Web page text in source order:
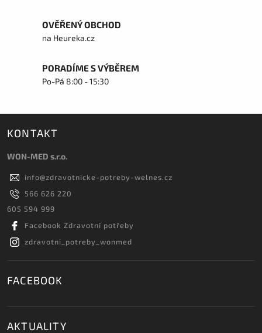
OVĚŘENÝ OBCHOD
na Heureka.cz
PORADÍME S VÝBĚREM
Po-Pá 8:00 - 15:30
KONTAKT
WON-MED s.r.o.
info@zdravotnicke-potreby-welnes.cz
566 626 220
605 594 999
Facebook Zdravotní potřeby
zdravotni_potreby_wonmed
FACEBOOK
AKTUALITY